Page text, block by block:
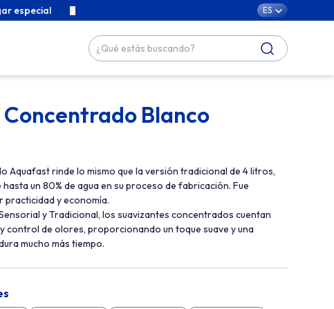
especial Contenidos exclusivos para cuidar de tu familia con
ES
Blanco
Aquafast rinde lo mismo que la versión tradicional de 4 litros,
un 80% de agua en su proceso de fabricación. Fue
y economía.
y Tradicional, los suavizantes concentrados cuentan
control de olores, proporcionando un toque suave y una
mucho más tiempo.